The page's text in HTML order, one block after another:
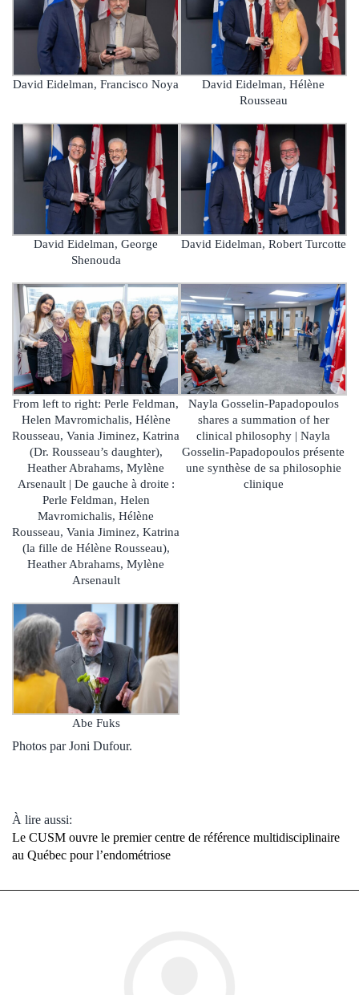
David Eidelman, Francisco Noya
David Eidelman, Hélène
Rousseau
David Eidelman, George
Shenouda
David Eidelman, Robert Turcotte
From left to right: Perle Feldman,
Helen Mavromichalis, Hélène
Rousseau, Vania Jiminez, Katrina
(Dr. Rousseau’s daughter),
Heather Abrahams, Mylène
Arsenault | De gauche à droite :
Perle Feldman, Helen
Mavromichalis, Hélène
Rousseau, Vania Jiminez, Katrina
(la fille de Hélène Rousseau),
Heather Abrahams, Mylène
Arsenault
Nayla Gosselin-Papadopoulos
shares a summation of her
clinical philosophy | Nayla
Gosselin-Papadopoulos présente
une synthèse de sa philosophie
clinique
Abe Fuks
Photos par Joni Dufour.
À lire aussi:
Le CUSM ouvre le premier centre de référence multidisciplinaire
au Québec pour l’endométriose